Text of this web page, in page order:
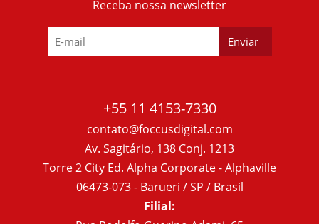
Receba nossa newsletter
+55 11 4153-7330
contato@foccusdigital.com
Av. Sagitário, 138 Conj. 1213
Torre 2 City Ed. Alpha Corporate - Alphaville
06473-073 - Barueri / SP / Brasil
Filial: